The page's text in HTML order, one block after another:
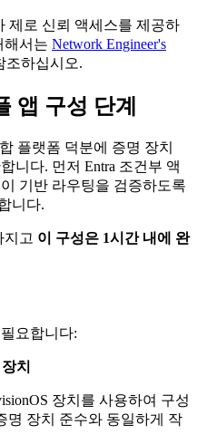
제로 신뢰 액세스를 제공하
해서는 Network Engineer's
조하십시오.
앱 구성 단계
플랫폼 덕분에 증명 장치
니다. 먼저 Entra 조건부 액
기반 라우팅을 검증하도록
니다.
지고 이 구성은 1시간 내에 완
요합니다:
치
장치를 사용하여 구성
명 장치 준수와 동일하게 작